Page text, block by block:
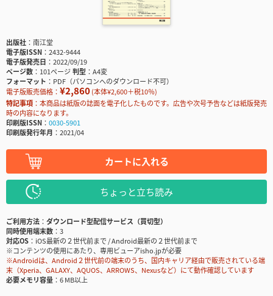
出版社
南江堂
電子版ISSN
2432-9444
電子版発売日
2022/09/19
ページ数
101ページ判型
A4変
フォーマット
PDF（パソコンへのダウンロード不可）
電子版販売価格： ¥2,860(本体¥2,600＋税10％)
特記事項
本商品は紙版の誌面を電子化したものです。広告や次号予告などは紙版発売
時の内容になります。
印刷版ISSN
0030-5901
印刷版発行年月
2021/04
カートに入れる
ちょっと立ち読み
ご利用方法
ダウンロード型配信サービス（買切型）
同時使用端末数
3
対応OS
iOS最新の２世代前まで / Android最新の２世代前まで
※コンテンツの使用にあたり、専用ビューアisho.jpが必要
※Androidは、Android２世代前の端末のうち、国内キャリア経由で販売されている端
末（Xperia、GALAXY、AQUOS、ARROWS、Nexusなど）にて動作確認しています
必要メモリ容量
6 MB以上